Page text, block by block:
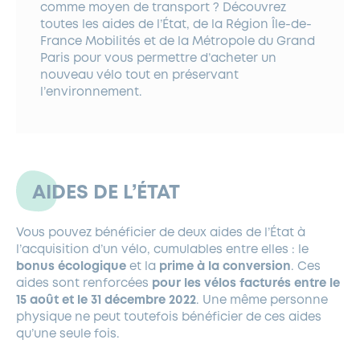
comme moyen de transport ? Découvrez
toutes les aides de l’État, de la Région Île-de-
France Mobilités et de la Métropole du Grand
Paris pour vous permettre d’acheter un
nouveau vélo tout en préservant
l’environnement.
AIDES DE L’ÉTAT
Vous pouvez bénéficier de deux aides de l’État à
l’acquisition d’un vélo, cumulables entre elles : le
bonus écologique et la prime à la conversion. Ces
aides sont renforcées pour les vélos facturés entre le
15 août et le 31 décembre 2022. Une même personne
physique ne peut toutefois bénéficier de ces aides
qu’une seule fois.